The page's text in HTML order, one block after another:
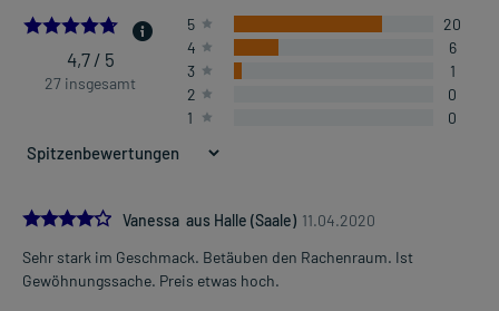
4.703703703703703
4,7 / 5
27 insgesamt
5
20
4
6
3
1
2
0
1
0
4.0
Vanessa aus Halle (Saale) 11.04.2020
Sehr stark im Geschmack. Betäuben den Rachenraum. Ist
Gewöhnungssache. Preis etwas hoch.